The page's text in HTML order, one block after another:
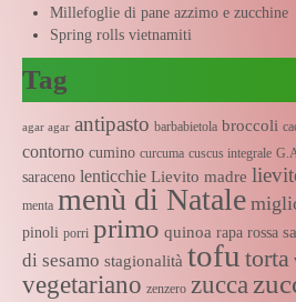
Millefoglie di pane azzimo e zucchine
Spring rolls vietnamiti
Tag
agar agar antipasto barbabietola broccoli
contorno cumino curcuma cuscus integrale
saraceno lenticchie Lievito madre
menta menù di Natale
pinoli porri primo quinoa rapa rossa
di sesamo stagionalità tofu torta
vegetariano zenzero zucca